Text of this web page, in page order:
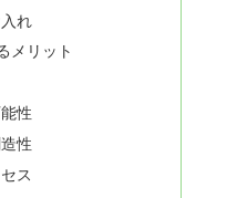
れ
メリット
性
性
ス